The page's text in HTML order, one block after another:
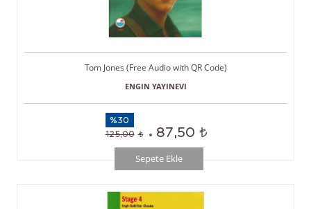
Sepete Ekle
Tom Jones (Free Audio with QR Code)
ENGIN YAYINEVI
%30
125,00
87,50